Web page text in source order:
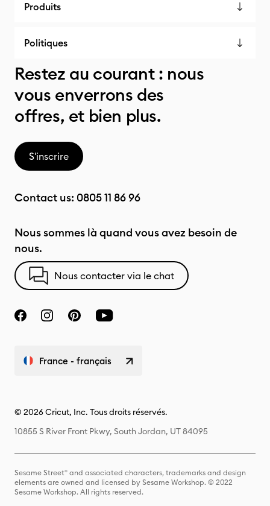
Produits
Politiques
Restez au courant : nous
vous enverrons des
offres, et bien plus.
S'inscrire
Contact us: 0805 11 86 96
Nous sommes là quand vous avez besoin de
nous.
Nous contacter via le chat
France - français
© 2026 Cricut, Inc. Tous droits réservés.
10855 S River Front Pkwy, South Jordan, UT 84095
Sesame Street® and associated characters, trademarks and design
elements are owned and licensed by Sesame Workshop. © 2022
Sesame Workshop. All rights reserved.